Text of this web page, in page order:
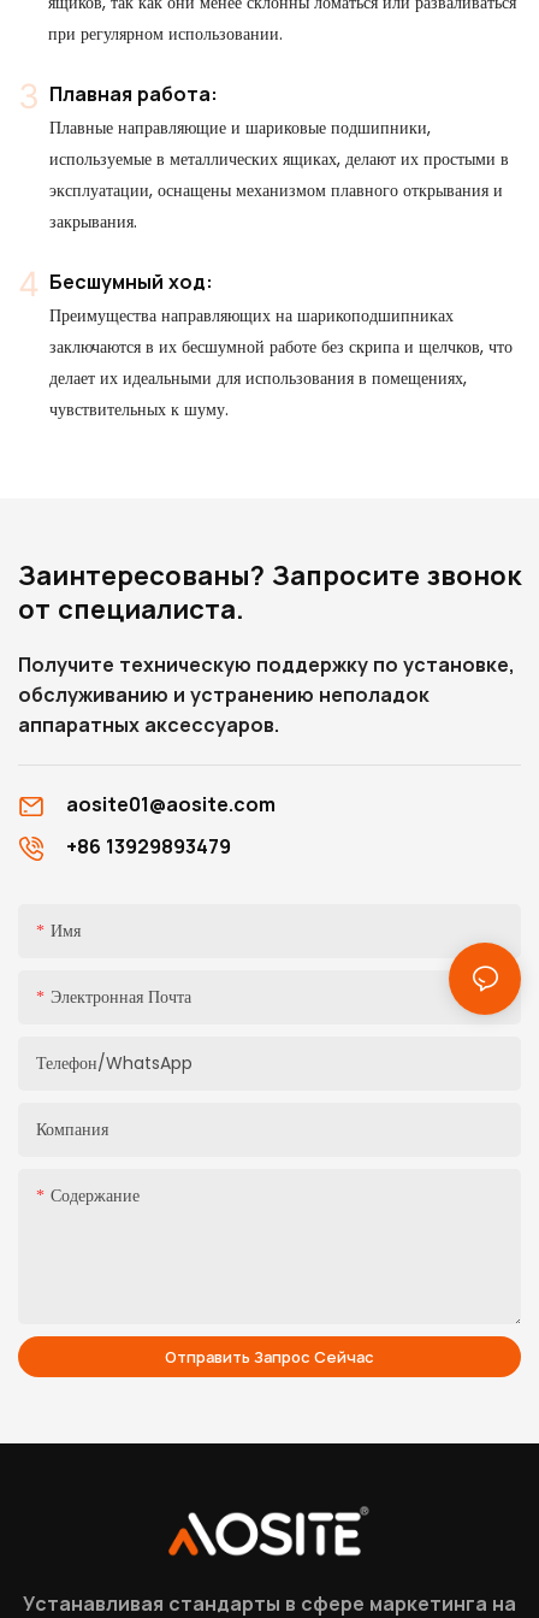
при регулярном использовании.
Плавная работа:
Плавные направляющие и шариковые подшипники,
используемые в металлических ящиках, делают их простыми в
эксплуатации, оснащены механизмом плавного открывания и
закрывания.
Бесшумный ход:
Преимущества направляющих на шарикоподшипниках
заключаются в их бесшумной работе без скрипа и щелчков, что
делает их идеальными для использования в помещениях,
чувствительных к шуму.
Заинтересованы? Запросите звонок
от специалиста.
Получите техническую поддержку по установке,
обслуживанию и устранению неполадок
аппаратных аксессуаров.
aosite01@aosite.com
+86 13929893479
Имя
Электронная Почта
Телефон/WhatsApp
Компания
Содержание
Отправить Запрос Сейчас
Устанавливая стандарты в сфере маркетинга на